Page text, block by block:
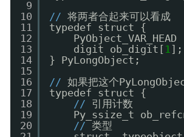
9
10
11
12
13
14
15
16
17
18
19
20
// 将两者合起来可以看成
typedef struct {
PyObject_VAR_HEAD
digit ob_digit[ 1 ];
} PyLongObject;
// 如果把这个
typedef struct {
//
引用计数
Py_ssize_t
// 类型